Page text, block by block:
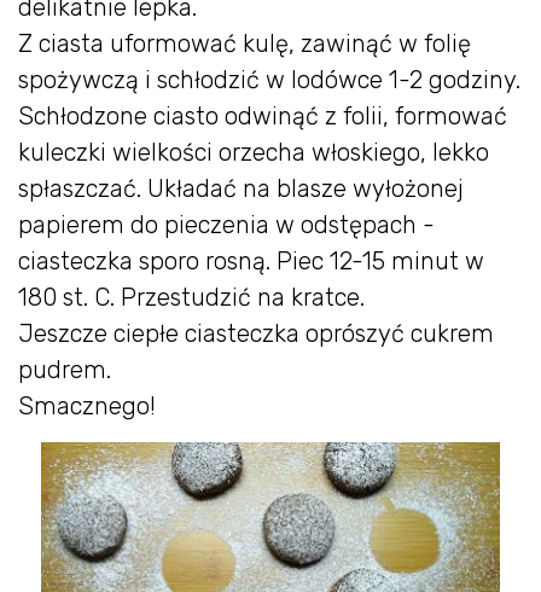
delikatnie lepka.
Z ciasta uformować kulę, zawinąć w folię
spożywczą i schłodzić w lodówce 1-2 godziny.
Schłodzone ciasto odwinąć z folii, formować
kuleczki wielkości orzecha włoskiego, lekko
spłaszczać. Układać na blasze wyłożonej
papierem do pieczenia w odstępach -
ciasteczka sporo rosną. Piec 12-15 minut w
180 st. C. Przestudzić na kratce.
Jeszcze ciepłe ciasteczka oprószyć cukrem
pudrem.
Smacznego!